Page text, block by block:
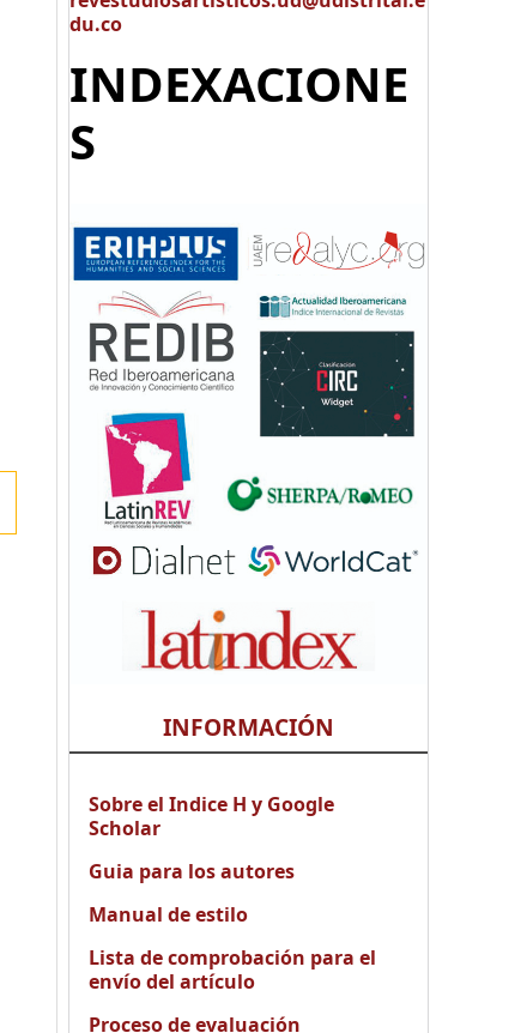
du.co
INDEXACIONE
S
INFORMACIÓN
Sobre el Indice H y Google
Scholar
Guia para los autores
Manual de estilo
Lista de comprobación para el
envío del artículo
Proceso de evaluación